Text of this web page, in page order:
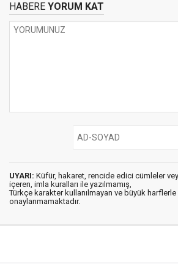
HABERE YORUM KAT
UYARI: Küfür, hakaret, rencide edici cümleler
içeren, imla kuralları ile yazılmamış,
Türkçe karakter kullanılmayan ve büyük harflerle
onaylanmamaktadır.